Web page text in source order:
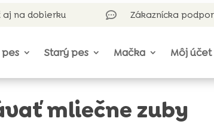
aj na dobierku  Zákaznícka
Starý pes Mačka Môj účet
mliečne zuby